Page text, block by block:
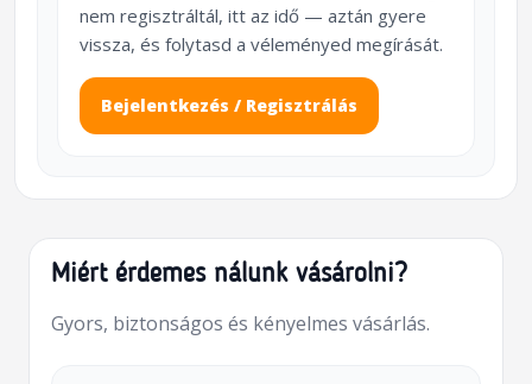
nem regisztráltál, itt az idő — aztán gyere
vissza, és folytasd a véleményed megírását.
Bejelentkezés / Regisztrálás
Miért érdemes nálunk vásárolni?
Gyors, biztonságos és kényelmes vásárlás.